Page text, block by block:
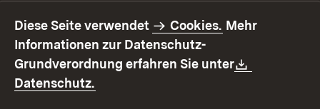
Benutzungshinweise
Erklärung zur
Barrierefreiheit
Kontakt
Fehlerhaften Link melden
Diese Seite verwendet Cookies. Mehr
Informationen zur Datenschutz-
Grundverordnung erfahren Sie unter
Datenschutz.